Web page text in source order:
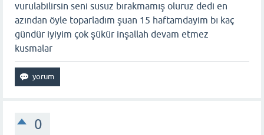
vurulabilirsin seni susuz bırakmamış oluruz dedi en
azından öyle toparladım şuan 15 haftamdayim bı kaç
gündür iyiyim çok şükür inşallah devam etmez
kusmalar
0